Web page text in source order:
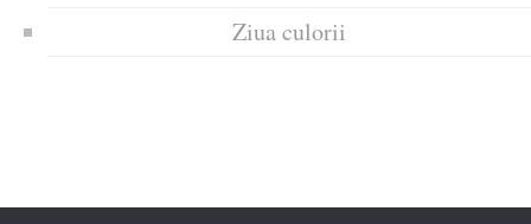
Ziua culorii